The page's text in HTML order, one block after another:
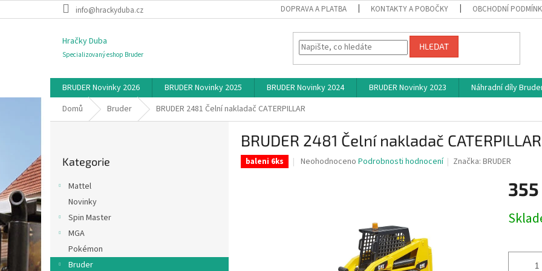
na
info@hrackyduba.cz DOPRAVA A PLATBA KONTAKTY A POBOČKY OBCHODNÍ
Hračky Duba
Specializovaný eshop Bruder
HLEDAT
BRUDER Novinky 2026 BRUDER Novinky 2025 BRUDER Novinky 2024 BRUDER Novinky 2023 Náhradní díly
Domů
Bruder BRUDER 2481 Čelní nakladač CATERPILLAR
a
kategorie
Kategorie
Mattel
Novinky
Spin Master
MGA
Pokémon
Bruder
BRUDER 2481 Čelní nakladač CATERPILLAR
baleni 6ks
Průměrné
Neohodnoceno Podrobnosti hodnocení Značka:BRUDER
355
cena: